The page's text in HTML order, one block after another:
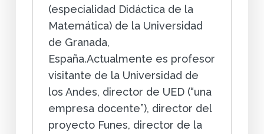
(especialidad Didáctica de la
Matemática) de la Universidad
de Granada,
España.Actualmente es profesor
visitante de la Universidad de
los Andes, director de UED (“una
empresa docente”), director del
proyecto Funes, director de la